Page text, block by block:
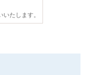
たします。